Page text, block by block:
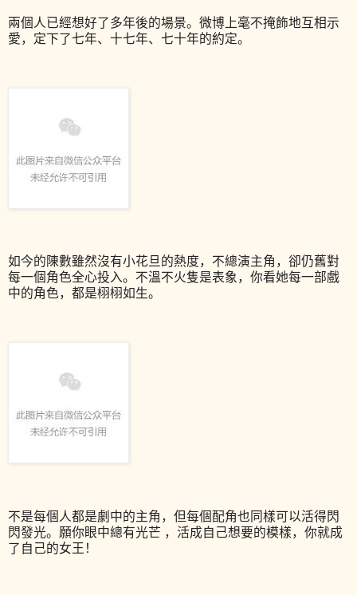
兩個人已經想好了多年後的場景。微博上毫不掩飾地互相示
愛，定下了七年、十七年、七十年的約定。
如今的陳數雖然沒有小花旦的熱度，不總演主角，卻仍舊對
每一個角色全心投入。不溫不火隻是表象，你看她每一部戲
中的角色，都是栩栩如生。
不是每個人都是劇中的主角，但每個配角也同樣可以活得閃
閃發光。願你眼中總有光芒 ，活成自己想要的模樣，你就成
了自己的女王！